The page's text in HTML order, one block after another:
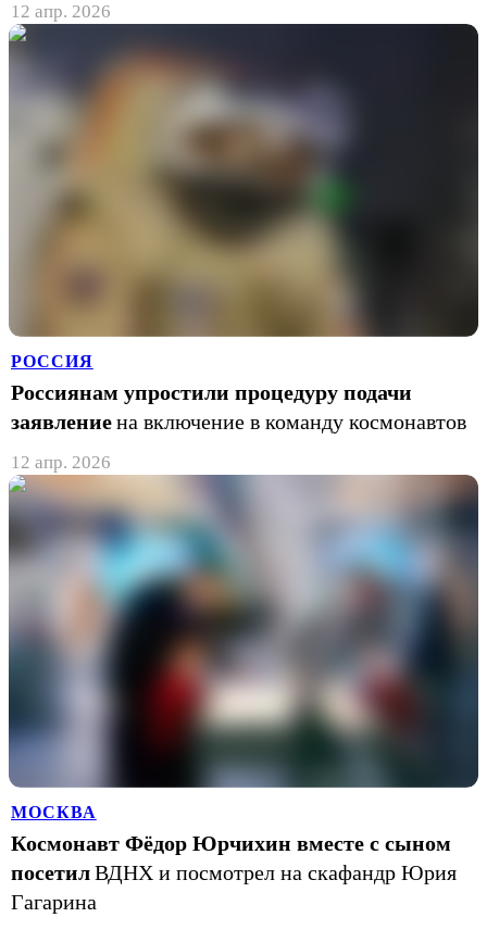
12 апр. 2026
РОССИЯ
Россиянам упростили процедуру подачи
заявлениена включение в команду космонавтов
12 апр. 2026
МОСКВА
Космонавт Фёдор Юрчихин вместе с сыном
посетилВДНХ и посмотрел на скафандр Юрия
Гагарина